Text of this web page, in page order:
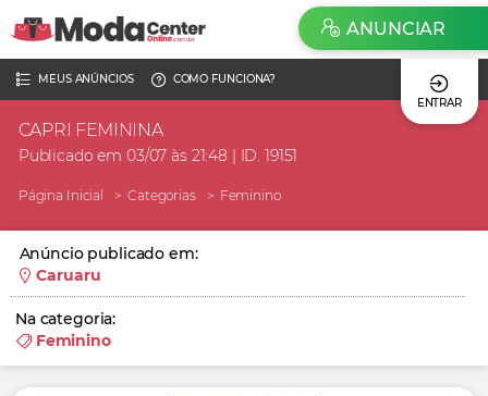
MEUS ANÚNCIOS
COMO FUNCIONA?
ENTRAR
ANUNCIAR
CAPRI FEMININA
Publicado em 03/07 às 21:48 | ID. 19151
Página Inicial Categorias Feminino
Anúncio publicado em:
Caruaru
Na categoria:
Feminino